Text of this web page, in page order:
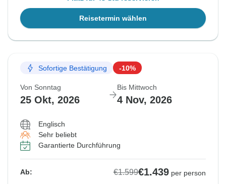
Reisetermin wählen
Sofortige Bestätigung -10%
Von Sonntag
25 Okt, 2026
Bis Mittwoch
4 Nov, 2026
Englisch
Sehr beliebt
Garantierte Durchführung
Ab: €1.599€1.439 per person